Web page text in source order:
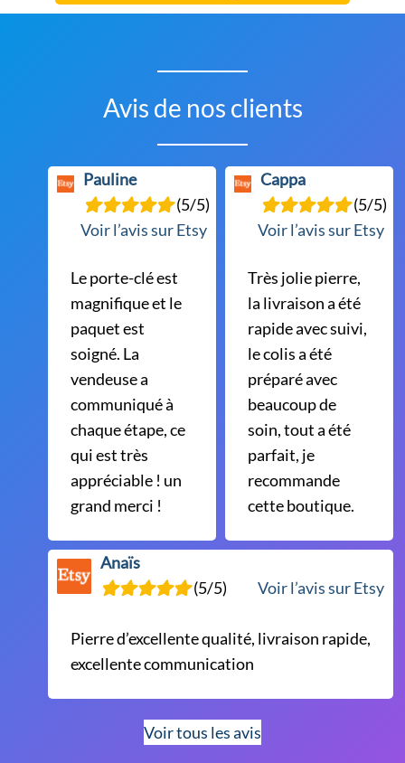
Avis de nos clients
Pauline
(5/5)
Voir l’avis sur Etsy
Le porte-clé est
magnifique et le
paquet est
soigné. La
vendeuse a
communiqué à
chaque étape, ce
qui est très
appréciable ! un
grand merci !
Cappa
(5/5)
Voir l’avis sur Etsy
Très jolie pierre,
la livraison a été
rapide avec suivi,
le colis a été
préparé avec
beaucoup de
soin, tout a été
parfait, je
recommande
cette boutique.
Anaïs
(5/5)
Voir l’avis sur Etsy
Pierre d’excellente qualité, livraison rapide,
excellente communication
Voir tous les avis